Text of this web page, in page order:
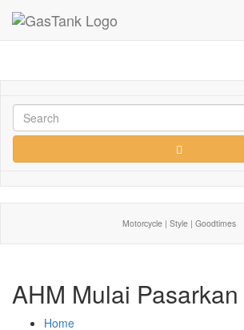
Motorcycle | Style | Goodtimes
AHM Mulai Pasarkan
Home